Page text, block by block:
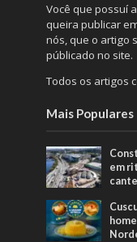
Você que possuí
queira publicar
nós, que o artigo
públicado no site.
Todos os artigos
Mais Populares
em